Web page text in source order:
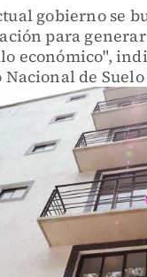
gobierno se
para
económico",
de